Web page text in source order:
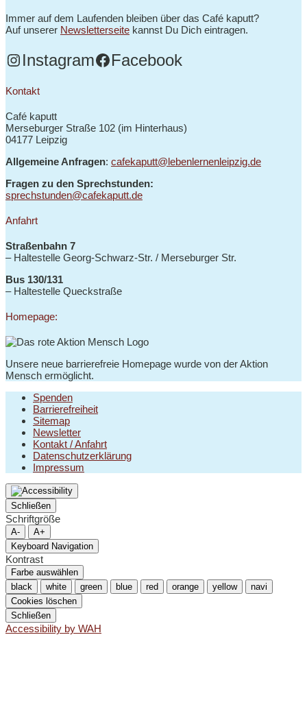
Immer auf dem Laufenden bleiben über das Café kaputt?
Auf unserer Newsletterseite kannst Du Dich eintragen.
Instagram Facebook
Kontakt
Café kaputt
Merseburger Straße 102 (im Hinterhaus)
04177 Leipzig
Allgemeine Anfragen: cafekaputt@lebenlernenleipzig.de
Fragen zu den Sprechstunden:
sprechstunden@cafekaputt.de
Anfahrt
Straßenbahn 7
– Haltestelle Georg-Schwarz-Str. / Merseburger Str.
Bus 130/131
– Haltestelle Queckstraße
Homepage:
Unsere neue barrierefreie Homepage wurde von der Aktion
Mensch ermöglicht.
Spenden
Barrierefreiheit
Sitemap
Newsletter
Kontakt / Anfahrt
Datenschutzerklärung
Impressum
Schließen
Schriftgröße
A-
A+
Keyboard Navigation
Kontrast
Farbe auswählen
black
white green blue red orange yellow
navi
Cookies löschen
Schließen
Accessibility by WAH